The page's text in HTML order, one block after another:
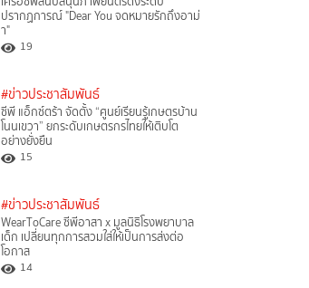
ปรากฏการณ์ "Dear You จดหมายรักถึงอาม่
า"
19
#ข่าวประชาสัมพันธ์
ซีพี แอ็กซ์ตร้า จัดตั้ง “ศูนย์เรียนรู้เกษตรบ้าน
โนนเขวา” ยกระดับเกษตรกรไทยให้เติบโต
อย่างยั่งยืน
15
#ข่าวประชาสัมพันธ์
WearToCare ซีพีอาสา x มูลนิธิโรงพยาบาล
เด็ก เปลี่ยนทุกการสวมใส่ให้เป็นการส่งต่อ
โอกาส
14